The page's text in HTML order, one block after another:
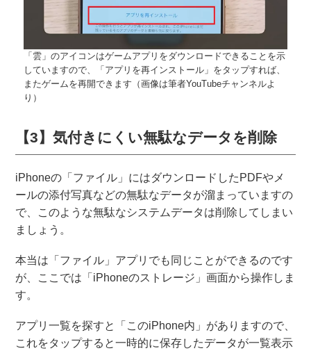
「雲」のアイコンはゲームアプリをダウンロードできることを示
していますので、「アプリを再インストール」をタップすれば、
またゲームを再開できます（画像は筆者YouTubeチャンネルよ
り）
【3】気付きにくい無駄なデータを削除
iPhoneの「ファイル」にはダウンロードしたPDFやメ
ールの添付写真などの無駄なデータが溜まっていますの
で、このような無駄なシステムデータは削除してしまい
ましょう。
本当は「ファイル」アプリでも同じことができるのです
が、ここでは「iPhoneのストレージ」画面から操作しま
す。
アプリ一覧を探すと「このiPhone内」がありますので、
これをタップすると一時的に保存したデータが一覧表示